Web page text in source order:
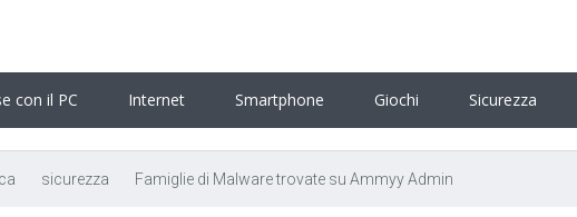
con il PC Internet Smartphone Giochi Sicurezza
sicurezza Famiglie di Malware trovate su Ammyy Admin